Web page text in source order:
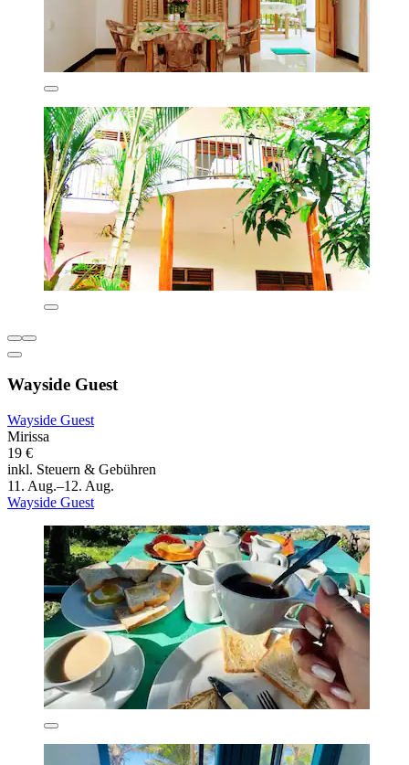
Wayside Guest
Wayside Guest
Mirissa
19 €
inkl. Steuern & Gebühren
11. Aug.–12. Aug.
Wayside Guest